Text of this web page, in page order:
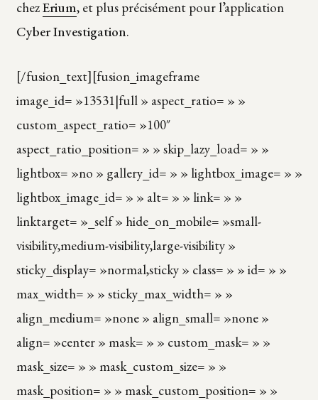
chezErium, et plus précisément pour l’application
Cyber Investigation.
[/fusion_text][fusion_imageframe
image_id= »13531|full » aspect_ratio= » »
custom_aspect_ratio= »100″
aspect_ratio_position= » » skip_lazy_load= » »
lightbox= »no » gallery_id= » » lightbox_image= » »
lightbox_image_id= » » alt= » » link= » »
linktarget= »_self » hide_on_mobile= »small-
visibility,medium-visibility,large-visibility »
sticky_display= »normal,sticky » class= » » id= » »
max_width= » » sticky_max_width= » »
align_medium= »none » align_small= »none »
align= »center » mask= » » custom_mask= » »
mask_size= » » mask_custom_size= » »
mask_position= » » mask_custom_position= » »